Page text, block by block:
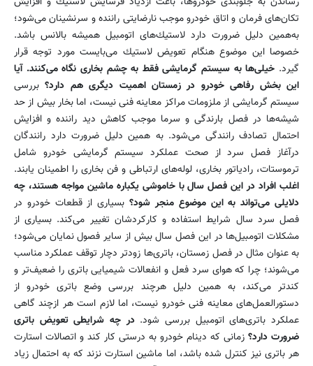
تكان‌‌های فرمان و اتاق خودرو موجب نارضایتی راننده و سرنشینان می‌شود؛
به‌همین دلیل ضرورت دارد لاستیك‌های اتومبیل همیشه بالانس باشد.
خصوصا این موضوع هنگام تعویض لاستیك می‌بایست مورد توجه قرار
گیرد. خیلی‌ها به سیستم گرمایشی فقط به چشم بخاری نگاه می‌كنند. آیا
این بخش رفاهی خودرو در زمستان اهمیت دیگری هم دارد؟بررسی
سیستم گرمایشی از ملزومات مراكز معاینه فنی نیست، اما بخار بیش از حد
شیشه‌ها در فصل بارندگی و سرما موجب كاهش دید راننده و افزایش
احتمال تصادف رانندگی می‌شود. به همین دلیل ضرورت دارد رانندگان
درآغاز فصل سرد از صحت عملكرد سیستم گرمایشی خودرو شامل
ترموستات، رادیاتور بخاری، لوله‌های ارتباطی و فن بخاری را اطمینان یابند.
اغلب افراد در این فصل سال با خاموشی یكباره ماشین مواجه هستند، چه
دلایلی می‌تواند به این موضوع منجر شود؟بسیاری از قطعات خودرو در
فصل سرد سال شرایط استفاده و كاركردشان تغییر می‌كند. بسیاری از
مشكلات اتومبیل‌ها در این فصل سال بیش از سایر فصول نمایان می‌شود؛
به عنوان مثال در فصل زمستان، باتری‌ها زودتر دچار توقف عملكرد مناسب
می‌شوند؛ چرا كه هوای سرد فعل و انفعالات شیمیایی باتری را ضعیف‌تر و
كندتر می‌كند، به همین دلیل هرچند بررسی وضع باتری خودرو از
دستورالعمل‌های معاینه فنی خودرو نیست، اما لازم است هر ازچند گاهی
عملكرد باتری‌های اتومبیل بررسی شود.در چه شرایطی تعویض باتری
ضرورت دارد؟ زمانی كه دینام خودرو به درستی كار كند و اتصالات استارت
هر باتری نیز كنترل شده باشد، اما ماشین استارت نزند كه به احتمال زیاد